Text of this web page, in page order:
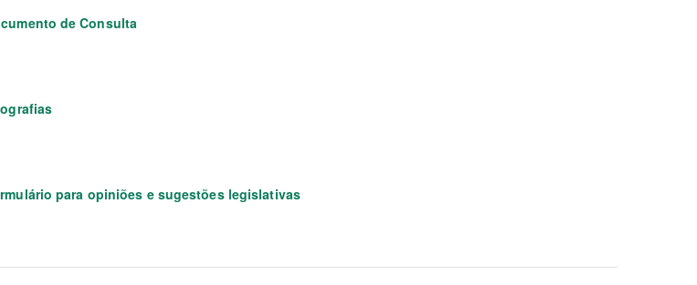
de Consulta
para opiniões e sugestões legislativas